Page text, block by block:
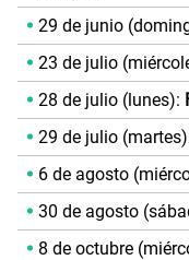
29 de junio
23 de julio
28 de julio (lunes):
29 de julio
6 de agosto
30 de agosto
8 de octubre